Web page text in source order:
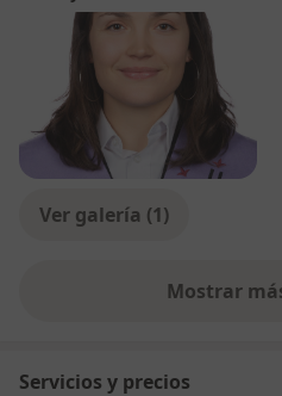
Ver galería (1)
Mostrar
Servicios y precios